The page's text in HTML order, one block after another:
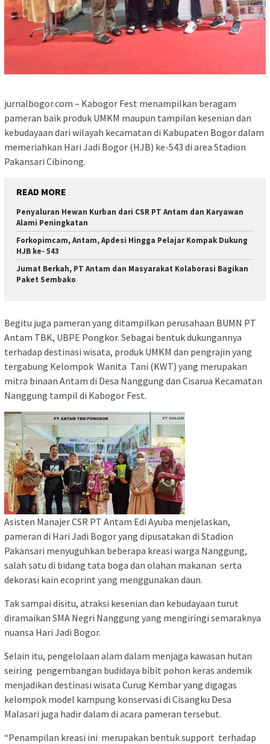
jurnalbogor.com – Kabogor Fest menampilkan beragam
pameran baik produk UMKM maupun tampilan kesenian dan
kebudayaan dari wilayah kecamatan di Kabupaten Bogor dalam
memeriahkan Hari Jadi Bogor (HJB) ke-543 di area Stadion
Pakansari Cibinong.
READ MORE
Penyaluran Hewan Kurban dari CSR PT Antam dan Karyawan
Alami Peningkatan
Forkopimcam, Antam, Apdesi Hingga Pelajar Kompak Dukung
HJB ke- 543
Jumat Berkah, PT Antam dan Masyarakat Kolaborasi Bagikan
Paket Sembako
Begitu juga pameran yang ditampilkan perusahaan BUMN PT
Antam TBK, UBPE Pongkor. Sebagai bentuk dukungannya
terhadap destinasi wisata, produk UMKM dan pengrajin yang
tergabung Kelompok Wanita Tani (KWT) yang merupakan
mitra binaan Antam di Desa Nanggung dan Cisarua Kecamatan
Nanggung tampil di Kabogor Fest.
Asisten Manajer CSR PT Antam Edi Ayuba menjelaskan,
pameran di Hari Jadi Bogor yang dipusatakan di Stadion
Pakansari menyuguhkan beberapa kreasi warga Nanggung,
salah satu di bidang tata boga dan olahan makanan serta
dekorasi kain ecoprint yang menggunakan daun.
Tak sampai disitu, atraksi kesenian dan kebudayaan turut
diramaikan SMA Negri Nanggung yang mengiringi semaraknya
nuansa Hari Jadi Bogor.
Selain itu, pengelolaan alam dalam menjaga kawasan hutan
seiring pengembangan budidaya bibit pohon keras andemik
menjadikan destinasi wisata Curug Kembar yang digagas
kelompok model kampung konservasi di Cisangku Desa
Malasari juga hadir dalam di acara pameran tersebut.
“Penampilan kreasi ini merupakan bentuk support terhadap